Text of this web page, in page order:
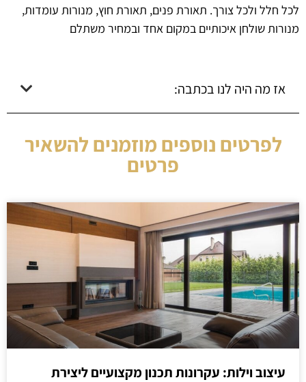
לכל חלל ולכל צורך. תאורת פנים, תאורת חוץ, מנורות עומדות,
מנורות שולחן איכותיים במקום אחד ובמחיר משתלם
אז מה היה לנו בכתבה:
לפרטים נוספים מוזמנים להשאיר
פרטים
עיצוב וילות: עקרונות תכנון מקצועיים ליצירת